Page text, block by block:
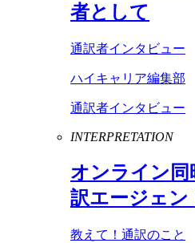
者として
通訳者インタビュー
ハイキャリア編集部
通訳者インタビュー
INTERPRETATION
オンライン同
訳エージェン
教えて！通訳のこと